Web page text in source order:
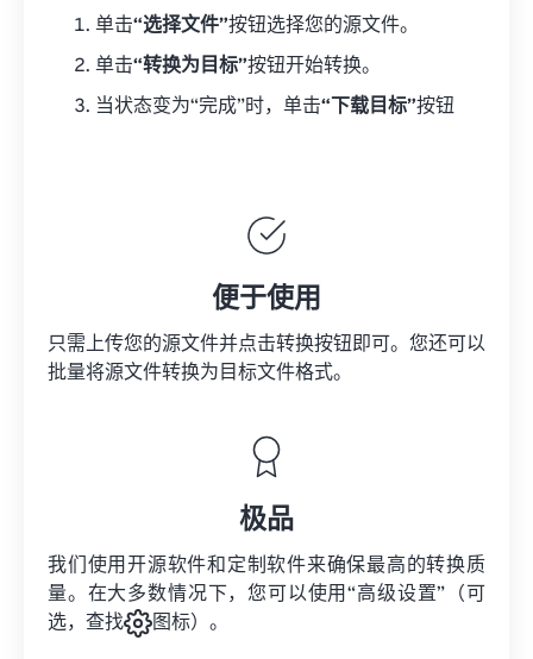
单击“选择文件”按钮选择您的源文件。
单击“转换为目标”按钮开始转换。
当状态变为“完成”时，单击“下载目标”按钮
便于使用
只需上传您的源文件并点击转换按钮即可。您还可以
批量将源文件转换为目标文件格式。
极品
我们使用开源软件和定制软件来确保最高的转换质
量。在大多数情况下，您可以使用“高级设置”（可
选，查找
图标）。